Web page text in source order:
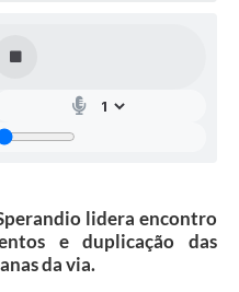
lidera encontro
e duplicação das
da via.